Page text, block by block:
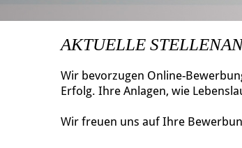
AKTUELLE
Wir bevorzugen Online-
Erfolg. Ihre Anlagen, wie
Wir freuen uns auf Ihre